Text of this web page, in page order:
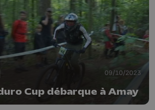
09/10/2023
Cup débarque à Amay